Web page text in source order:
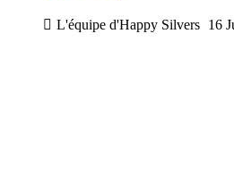
L'équipe d'Happy Silvers 16